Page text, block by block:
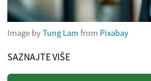
Image byTung Lam from Pixabay
SAZNAJTE VIŠE